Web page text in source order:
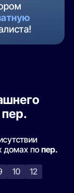
домах попер.
10
12